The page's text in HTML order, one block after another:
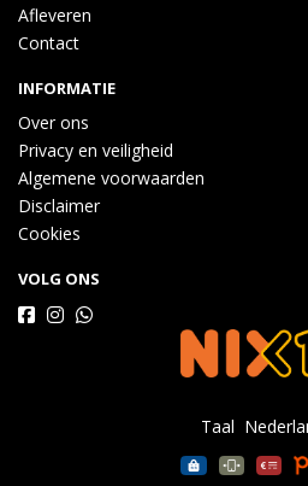
Afleveren
Contact
INFORMATIE
Over ons
Privacy en veiligheid
Algemene voorwaarden
Disclaimer
Cookies
VOLG ONS
Taal